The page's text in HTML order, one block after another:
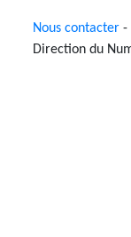
Nous contacter -
Direction du